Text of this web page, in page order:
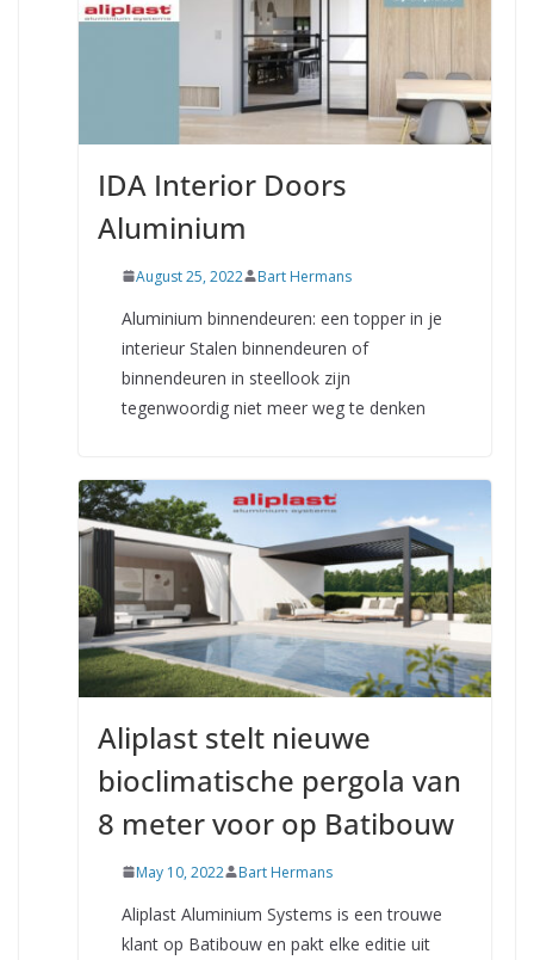
IDA Interior Doors
Aluminium
August 25, 2022 Bart Hermans
Aluminium binnendeuren: een topper in je
interieur Stalen binnendeuren of
binnendeuren in steellook zijn
tegenwoordig niet meer weg te denken
Aliplast stelt nieuwe
bioclimatische pergola van
8 meter voor op Batibouw
May 10, 2022 Bart Hermans
Aliplast Aluminium Systems is een trouwe
klant op Batibouw en pakt elke editie uit